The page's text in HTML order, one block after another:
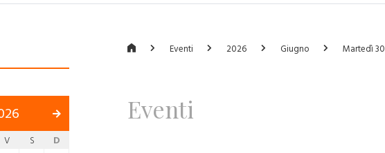
V S
D
Eventi 2026 Giugno Martedì 30
Eventi